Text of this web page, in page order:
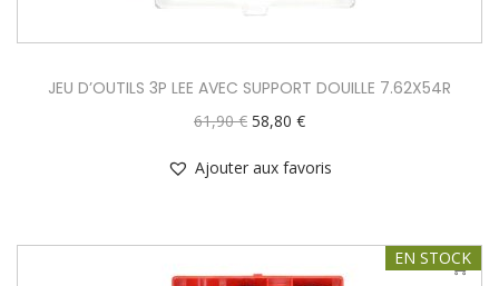
JEU D’OUTILS 3P LEE AVEC SUPPORT DOUILLE 7.62X54R
61,90€ 58,80 €
Ajouter aux favoris
EN STOCK